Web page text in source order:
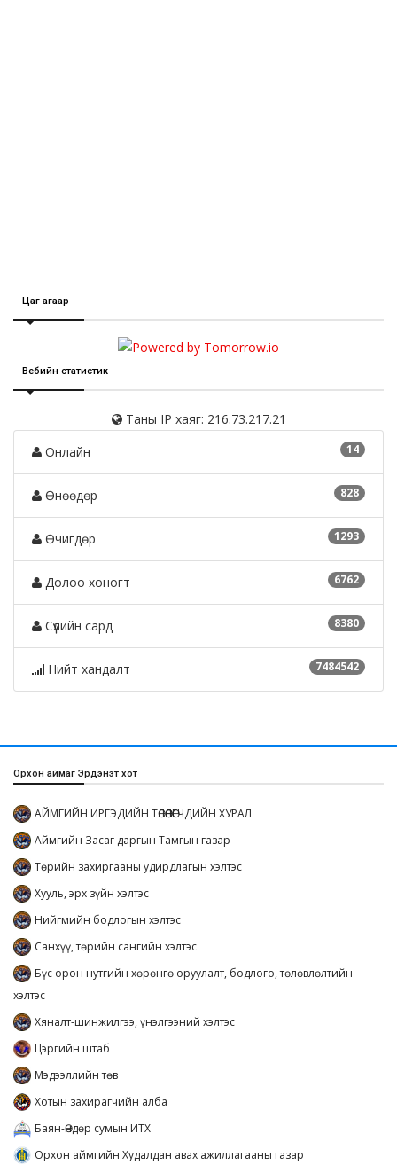
Цаг агаар
Вебийн статистик
Таны IP хаяг: 216.73.217.21
14
Онлайн
828
Өнөөдөр
1293
Өчигдөр
6762
Долоо хоногт
8380
Сүүлийн сард
7484542
Нийт хандалт
Орхон аймаг Эрдэнэт хот
АЙМГИЙН ИРГЭДИЙН ТӨЛӨӨЛӨГЧДИЙН ХУРАЛ
Аймгийн Засаг даргын Тамгын газар
Төрийн захиргааны удирдлагын хэлтэс
Хууль, эрх зүйн хэлтэс
Нийгмийн бодлогын хэлтэс
Санхүү, төрийн сангийн хэлтэс
Бүс орон нутгийн хөрөнгө оруулалт, бодлого, төлөвлөлтийн
хэлтэс
Хяналт-шинжилгээ, үнэлгээний хэлтэс
Цэргийн штаб
Мэдээллийн төв
Хотын захирагчийн алба
Баян-Өндөр сумын ИТХ
Орхон аймгийн Худалдан авах ажиллагааны газар